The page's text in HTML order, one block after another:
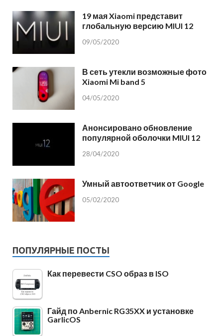
19 мая Xiaomi представит
глобальную версию MIUI 12
09/05/2020
В сеть утекли возможные фото
Xiaomi Mi band 5
04/05/2020
Анонсировано обновление
популярной оболочки MIUI 12
28/04/2020
Умный автоответчик от Google
05/02/2020
ПОПУЛЯРНЫЕ ПОСТЫ
Как перевести CSO образ в ISO
Гайд по Anbernic RG35XX и установке
GarlicOS